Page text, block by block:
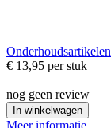
Onderhoudsartikelen
€ 13,95 per stuk
nog geen review
In winkelwagen